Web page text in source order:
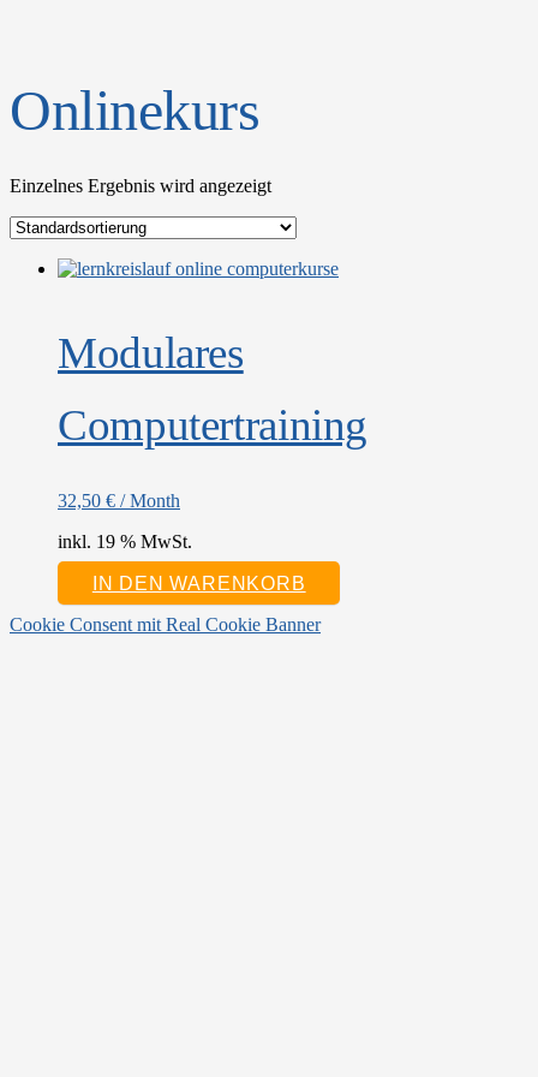
Onlinekurs
Einzelnes Ergebnis wird angezeigt
Modulares
Computertraining
32,50 € / Month
inkl. 19 % MwSt.
IN DEN WARENKORB
Cookie Consent mit Real Cookie Banner